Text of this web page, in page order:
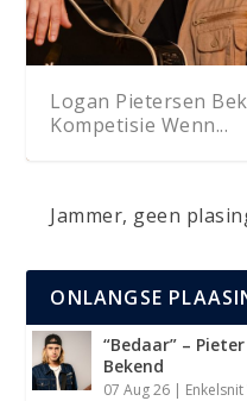
Logan Pietersen
Kompetisie Wenn...
Jammer, geen
ONLANGSE
“Bedaar” –
Bekend
07 Aug 26 |